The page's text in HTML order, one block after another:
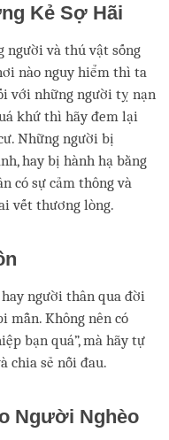
Kẻ Sợ Hãi
người và thú vật sống
nào nguy hiểm thì ta
với những người tỵ nạn
khứ thì hãy đem lại
Những người bị
hay bị hành hạ bằng
có sự cảm thông và
vết thương lòng.
người thân qua đời
mẫn. Không nên có
bạn quá”, mà hãy tự
chia sẻ nỗi đau.
Người Nghèo